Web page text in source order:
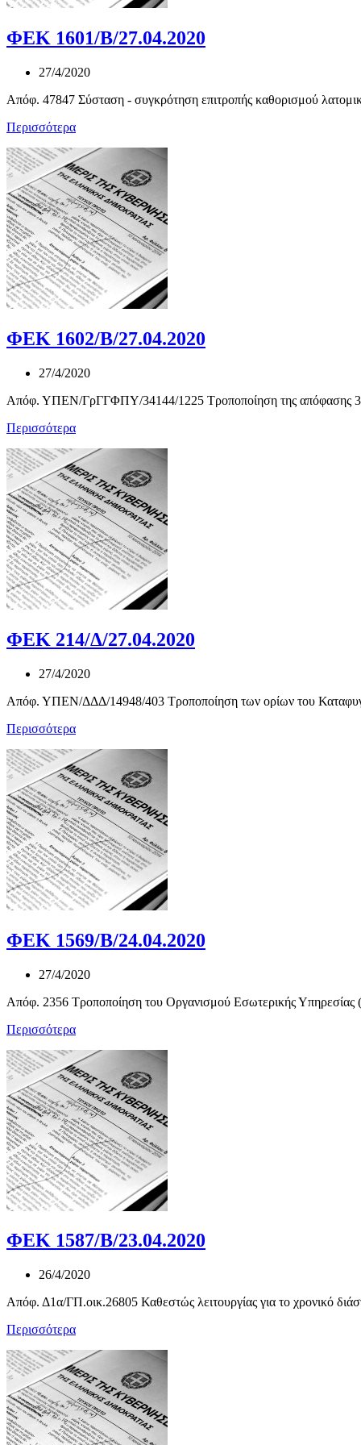
ΦΕΚ 1601/Β/27.04.2020
27/4/2020
Απόφ. 47847 Σύσταση - συγκρότηση επιτροπής καθορισμού
Περισσότερα
ΦΕΚ 1602/Β/27.04.2020
27/4/2020
Απόφ. ΥΠΕΝ/ΓρΓΓΦΠΥ/34144/1225 Τροποποίηση της απόφασης
Περισσότερα
ΦΕΚ 214/Δ/27.04.2020
27/4/2020
Απόφ. ΥΠΕΝ/ΔΔΔ/14948/403 Τροποποίηση των ορίων του
Περισσότερα
ΦΕΚ 1569/Β/24.04.2020
27/4/2020
Απόφ. 2356 Τροποποίηση του Οργανισμού Εσωτερικής
Περισσότερα
ΦΕΚ 1587/Β/23.04.2020
26/4/2020
Απόφ. Δ1α/ΓΠ.οικ.26805 Καθεστώς λειτουργίας για το χρονικό
Περισσότερα